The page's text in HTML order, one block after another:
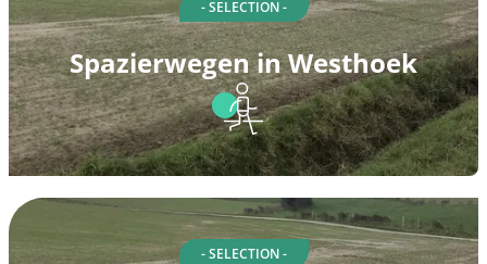
- SELECTION -
Spazierwegen in Westhoek
- SELECTION -